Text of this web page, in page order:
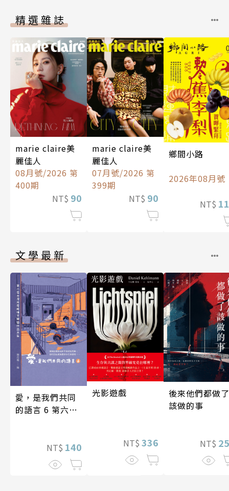
精選雜誌
marie claire美
麗佳人
08月號/2026 第
400期
NT$ 90
marie claire美
麗佳人
07月號/2026 第
399期
NT$ 90
鄉間小路
2026年08月號
NT$
文學最新
愛，是我們共同
的語言 6 第六屆
NT$ 140
光影遊戲
NT$ 336
後來他們都做了
該做的事
NT$